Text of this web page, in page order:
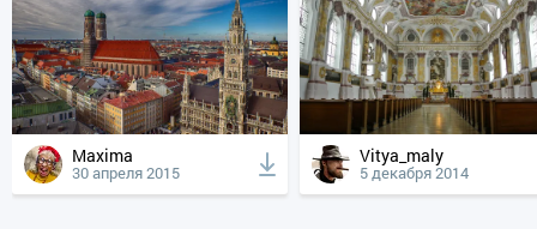
Maxima
30 апреля 2015
Vitya_maly
5 декабря 2014